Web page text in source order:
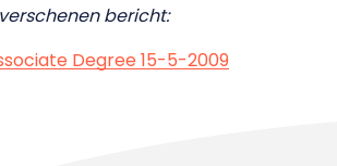
bericht:
Degree 15-5-2009